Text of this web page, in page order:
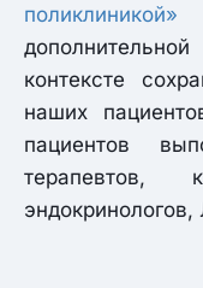
контексте
наших
пациентов
терапевтов,